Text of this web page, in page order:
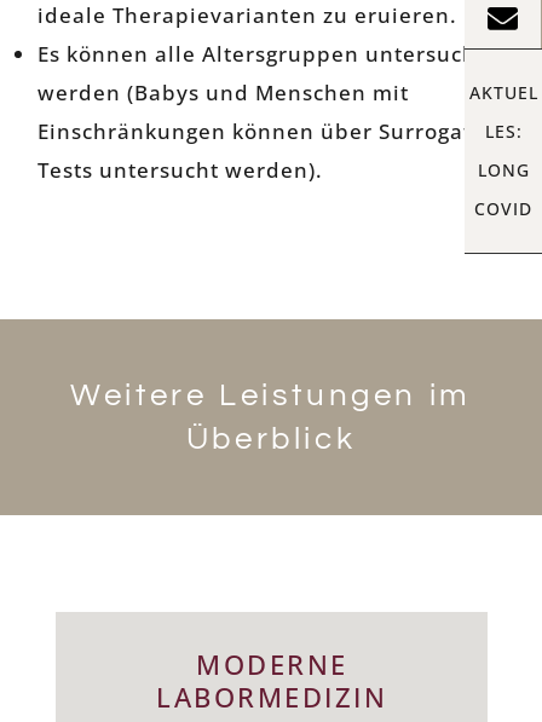
AKTUEL
LES:
LONG
COVID
ideale Therapievarianten zu eruieren.
Es können alle Altersgruppen untersucht
werden (Babys und Menschen mit
Einschränkungen können über Surrogat-
Tests untersucht werden).
Weitere Leistungen im
Überblick
MODERNE
LABORMEDIZIN